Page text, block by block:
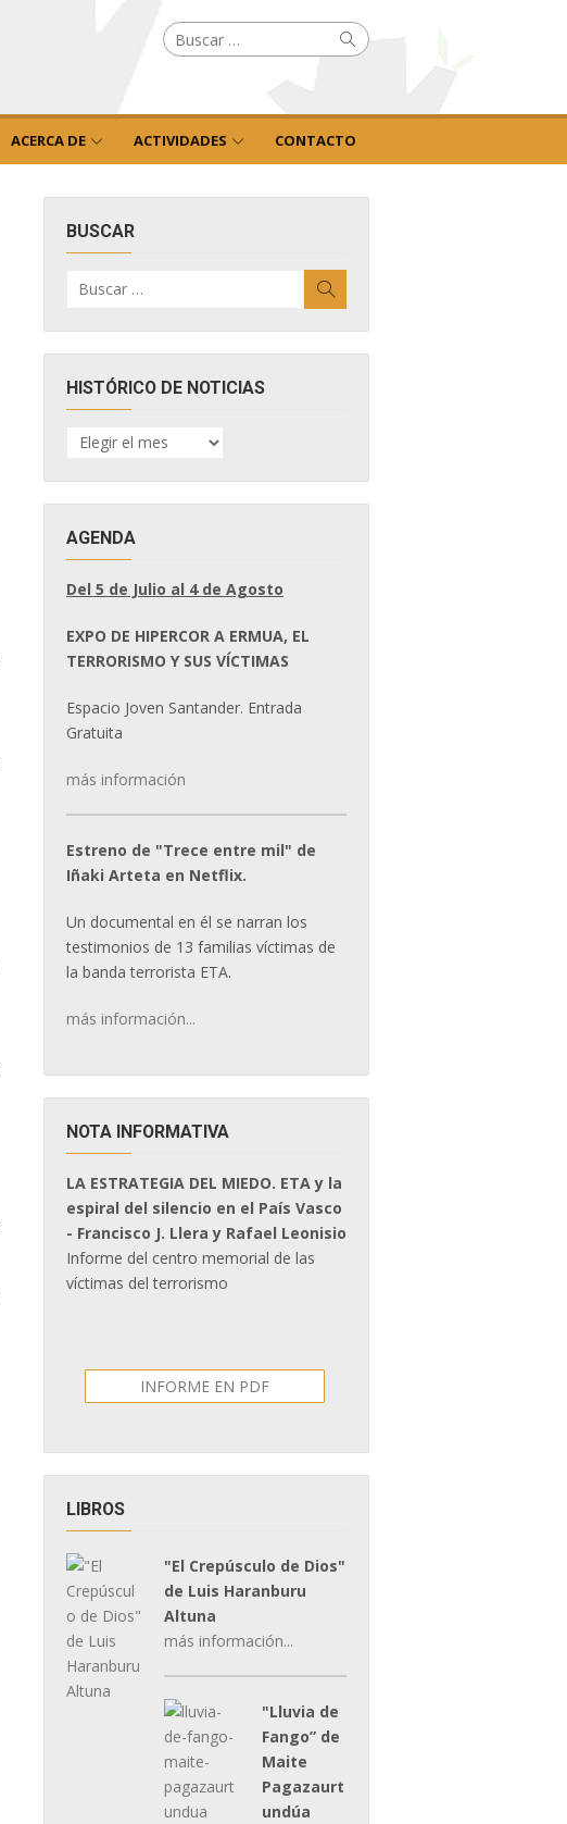
Buscar
por: Buscar
ACERCA DE ACTIVIDADES CONTACTO
BUSCAR
por:
HISTÓRICO DE NOTICIAS
HISTÓRICO
DE
AGENDA
Del 5 de Julio al 4 de Agosto
EXPO DE HIPERCOR A ERMUA, EL
TERRORISMO Y SUS VÍCTIMAS
Espacio Joven Santander. Entrada
Gratuita
más información
Estreno de "Trece entre mil" de
Iñaki Arteta en Netflix.
Un documental en él se narran los
testimonios de 13 familias víctimas de
la banda terrorista ETA.
más información...
NOTA INFORMATIVA
LA ESTRATEGIA DEL MIEDO. ETA y la
espiral del silencio en el País Vasco
- Francisco J. Llera y Rafael Leonisio
Informe del centro memorial de las
víctimas del terrorismo
INFORME EN PDF
LIBROS
"El Crepúsculo de Dios"
de Luis Haranburu
Altuna
más información...
"Lluvia de
Fango” de
Maite
Pagazaurt
undúa